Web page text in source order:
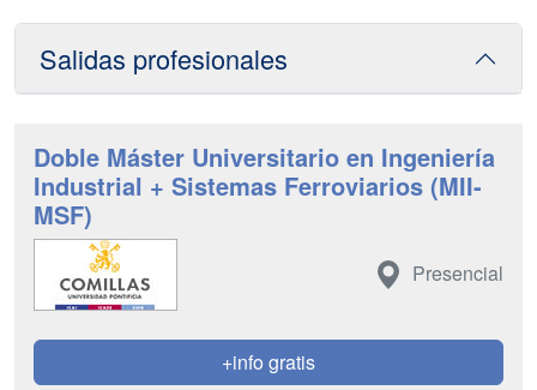
Salidas profesionales
Doble Máster Universitario en Ingeniería
Industrial + Sistemas Ferroviarios (MII-
MSF)
Presencial
+info gratis